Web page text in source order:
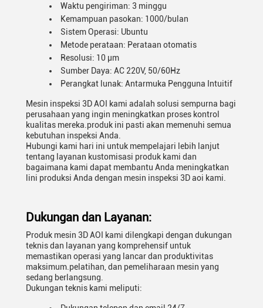
Waktu pengiriman: 3 minggu
Kemampuan pasokan: 1000/bulan
Sistem Operasi: Ubuntu
Metode perataan: Perataan otomatis
Resolusi: 10 μm
Sumber Daya: AC 220V, 50/60Hz
Perangkat lunak: Antarmuka Pengguna Intuitif
Mesin inspeksi 3D AOI kami adalah solusi sempurna bagi
perusahaan yang ingin meningkatkan proses kontrol
kualitas mereka.produk ini pasti akan memenuhi semua
kebutuhan inspeksi Anda.
Hubungi kami hari ini untuk mempelajari lebih lanjut
tentang layanan kustomisasi produk kami dan
bagaimana kami dapat membantu Anda meningkatkan
lini produksi Anda dengan mesin inspeksi 3D aoi kami.
Dukungan dan Layanan:
Produk mesin 3D AOI kami dilengkapi dengan dukungan
teknis dan layanan yang komprehensif untuk
memastikan operasi yang lancar dan produktivitas
maksimum.pelatihan, dan pemeliharaan mesin yang
sedang berlangsung.
Dukungan teknis kami meliputi: